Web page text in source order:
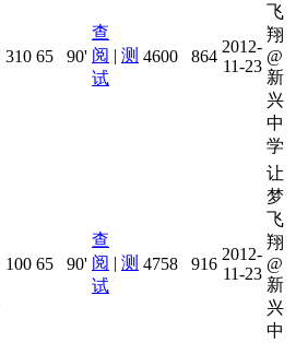
310 65 90'
查
阅 | 测
试
4600 864
2012-
11-23
飞
翔
@
新
兴
中
学
100 65 90'
查
阅 | 测
试
4758 916
2012-
11-23
让
梦
飞
翔
@
新
兴
中